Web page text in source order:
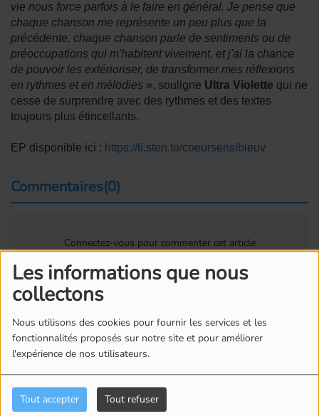
Les informations que nous
collectons
Nous utilisons des cookies pour fournir les services et les
fonctionnalités proposés sur notre site et pour améliorer
l'expérience de nos utilisateurs.
Tout accepter Tout refuser
vie nous force parfois à le faire en général. Je pense que
chaque chanson me représente un peu plus que la
précédente, chaque chanson parle de sentiments ou de
préoccupations qui m'habitent vivement, et j'ai la chance
de pouvoir les extérioriser, de transformer mes réflexions
en rythmes et en mélodies », souligne Ultra Violette qui ne
cesse de surprendre avec des rythmes et des textes
toujours plus étincellants.
EP disponible ici : https://li.sten.to/coeursensibleuv
Commentaires(0)
Connectez-vous pour commenter cet article
SE CONNECTER
ÉQUIPE